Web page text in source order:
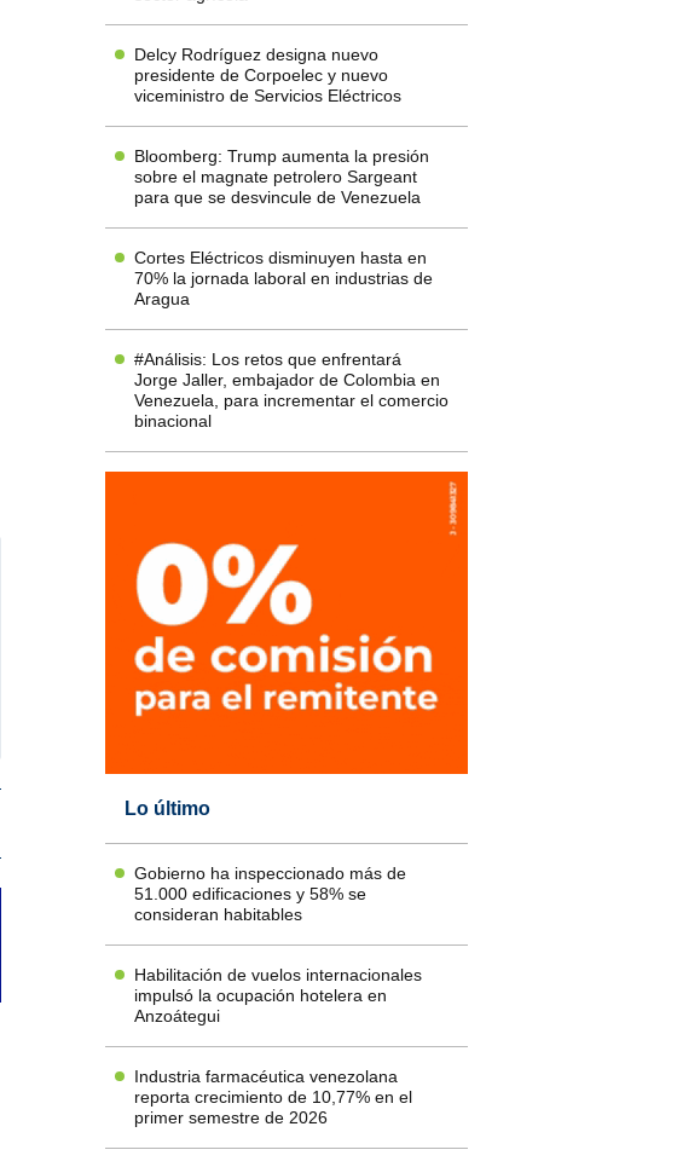
Delcy Rodríguez designa nuevo
presidente de Corpoelec y nuevo
viceministro de Servicios Eléctricos
Bloomberg: Trump aumenta la presión
sobre el magnate petrolero Sargeant
para que se desvincule de Venezuela
Cortes Eléctricos disminuyen hasta en
70% la jornada laboral en industrias de
Aragua
#Análisis: Los retos que enfrentará
Jorge Jaller, embajador de Colombia en
Venezuela, para incrementar el comercio
binacional
Lo último
Gobierno ha inspeccionado más de
51.000 edificaciones y 58% se
consideran habitables
Habilitación de vuelos internacionales
impulsó la ocupación hotelera en
Anzoátegui
Industria farmacéutica venezolana
reporta crecimiento de 10,77% en el
primer semestre de 2026